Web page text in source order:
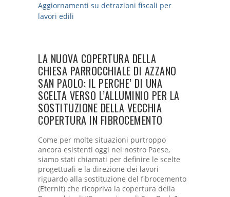
Aggiornamenti su detrazioni fiscali per
lavori edili
LA NUOVA COPERTURA DELLA
CHIESA PARROCCHIALE DI AZZANO
SAN PAOLO: IL PERCHE’ DI UNA
SCELTA VERSO L’ALLUMINIO PER LA
SOSTITUZIONE DELLA VECCHIA
COPERTURA IN FIBROCEMENTO
Come per molte situazioni purtroppo
ancora esistenti oggi nel nostro Paese,
siamo stati chiamati per definire le scelte
progettuali e la direzione dei lavori
riguardo alla sostituzione del fibrocemento
(Eternit) che ricopriva la copertura della